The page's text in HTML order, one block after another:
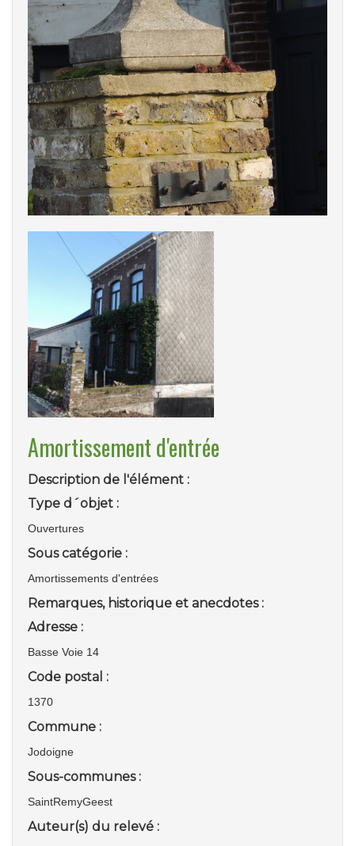
Amortissement d'entrée
Description de l'élément :
Type d´objet :
Ouvertures
Sous catégorie :
Amortissements d'entrées
Remarques, historique et anecdotes :
Adresse :
Basse Voie 14
Code postal :
1370
Commune :
Jodoigne
Sous-communes :
SaintRemyGeest
Auteur(s) du relevé :